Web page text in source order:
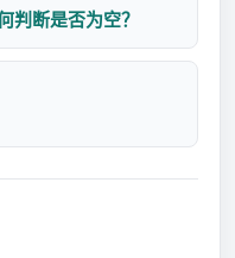
判断是否为空？